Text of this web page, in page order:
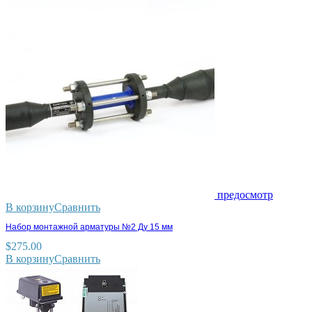
предосмотр
В корзинуСравнить
Набор монтажной арматуры №2 Ду 15 мм
$275.00
В корзинуСравнить